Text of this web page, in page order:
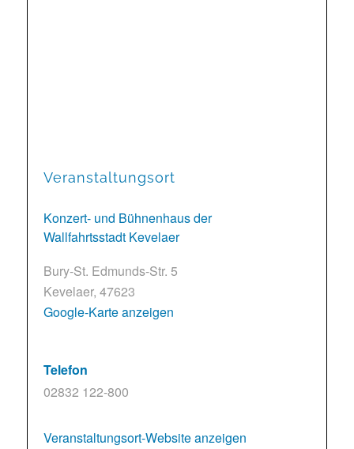
Veranstaltungsort
Konzert- und Bühnenhaus der
Wallfahrtsstadt Kevelaer
Bury-St. Edmunds-Str. 5
Kevelaer, 47623
Google-Karte anzeigen
Telefon
02832 122-800
Veranstaltungsort-Website anzeigen